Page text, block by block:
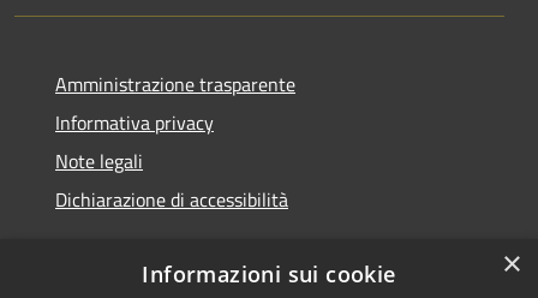
Amministrazione trasparente
Informativa privacy
Note legali
Dichiarazione di accessibilità
×
Informazioni sui cookie